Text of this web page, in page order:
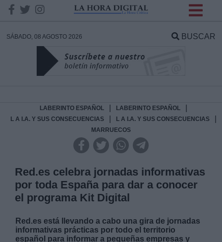
SÁBADO, 08 AGOSTO 2026 BUSCAR
LABERINTO ESPAÑOL LABERINTO ESPAÑOL
L A I.A. Y SUS CONSECUENCIAS L A I.A. Y SUS CONSECUENCIAS
MARRUECOS
Red.es celebra jornadas informativas
por toda España para dar a conocer
el programa Kit Digital
Red.es está llevando a cabo una gira de jornadas
informativas prácticas por todo el territorio
español para informar a pequeñas empresas y
DATOS
Responsable:
Legitimación:
Destinatarios: